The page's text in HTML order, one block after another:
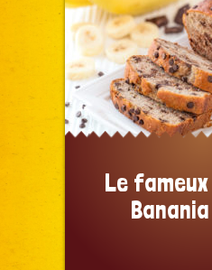
Le